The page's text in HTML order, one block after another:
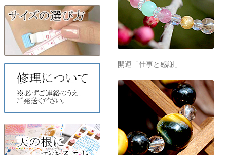
開運「仕事と感謝」